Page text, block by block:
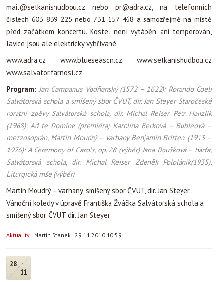
mail@setkanishudbou.cz nebo pr@adra.cz, na telefonních
číslech 603 839 225 nebo 731 157 468 a samozřejmě na místě
před začátkem koncertu. Kostel není vytápěn ani temperován,
lavice jsou ale elektricky vyhřívané.
www.adra.cz www.blueseason.cz www.setkanishudbou.cz
www.salvator.farnost.cz
Program: Jan Campanus Vodňanský (1572 – 1622): Rorando Coeli
Salvátorská schola a smíšený sbor ČVUT, dir. Jan Steyer Staročeské
rorátní zpěvy Salvátorská schola, dir. Michal Reiser Petr Hanzlík
(1968): Ad te Domine (premiéra) Karolína Berková – Bubleová –
mezzosoprán, Martin Moudrý – varhany Benjamin Britten (1913 –
1976): A Ceremony of Carols, op. 28 (výběr) Jana Boušková – harfa,
Salvátorská schola, dir. Michal Reiser Zdeněk Pololáník(1935):
Liturgická mše (výběr)
Martin Moudrý – varhany, smíšený sbor ČVUT, dir. Jan Steyer
Vánoční koledy v úpravě Františka Žváčka Salvátorská schola a
smíšený sbor ČVUT dir. Jan Steyer
Aktuality | Martin Stanek | 29.11.2010 10:59
28
11